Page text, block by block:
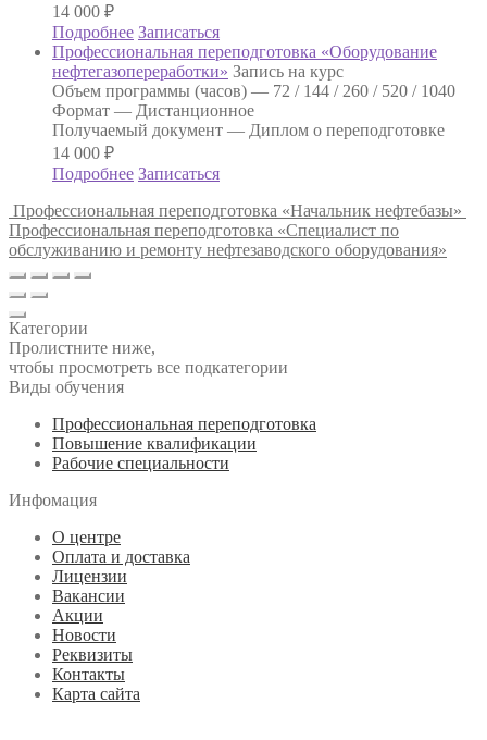
14 000 ₽
Подробнее Записаться
Профессиональная переподготовка «Оборудование
нефтегазопереработки» Запись на курс
Объем программы (часов) — 72 / 144 / 260 / 520 / 1040
Формат — Дистанционное
Получаемый документ — Диплом о переподготовке
14 000 ₽
Подробнее Записаться
Профессиональная переподготовка «Начальник нефтебазы»
Профессиональная переподготовка «Специалист по
обслуживанию и ремонту нефтезаводского оборудования»
Категории
Пролистните ниже,
чтобы просмотреть все подкатегории
Виды обучения
Профессиональная переподготовка
Повышение квалификации
Рабочие специальности
Инфомация
О центре
Оплата и доставка
Лицензии
Вакансии
Акции
Новости
Реквизиты
Контакты
Карта сайта